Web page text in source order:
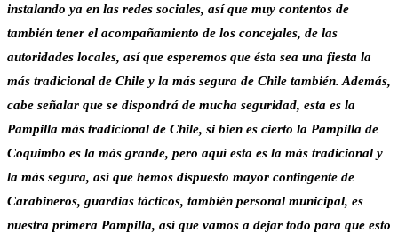
instalando ya en las redes sociales, así que muy contentos de
también tener el acompañamiento de los concejales, de las
autoridades locales, así que esperemos que ésta sea una fiesta la
más tradicional de Chile y la más segura de Chile también. Además,
cabe señalar que se dispondrá de mucha seguridad, esta es la
Pampilla más tradicional de Chile, si bien es cierto la Pampilla de
Coquimbo es la más grande, pero aquí esta es la más tradicional y
la más segura, así que hemos dispuesto mayor contingente de
Carabineros, guardias tácticos, también personal municipal, es
nuestra primera Pampilla, así que vamos a dejar todo para que esto